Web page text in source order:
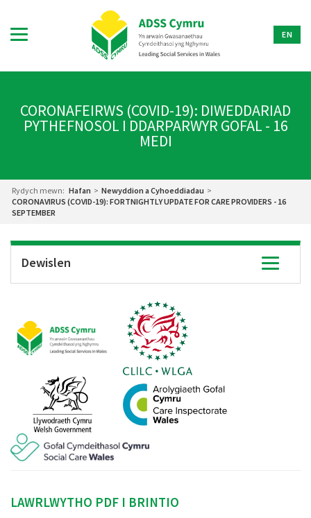
EN
CORONAFEIRWS (COVID-19): DIWEDDARIAD
PYTHEFNOSOL I DDARPARWYR GOFAL - 16
MEDI
Rydych mewn: Hafan > Newyddion a Cyhoeddiadau >
CORONAVIRUS (COVID-19): FORTNIGHTLY UPDATE FOR CARE PROVIDERS - 16
SEPTEMBER
Toggle
Dewislen
LAWRLWYTHO PDF I BRINTIO